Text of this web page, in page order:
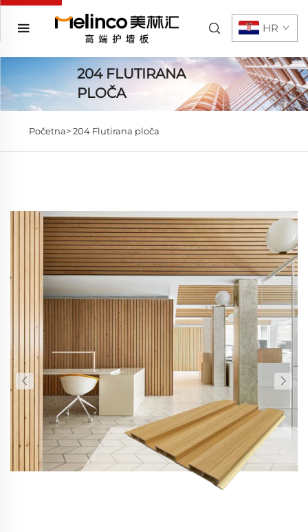
HR
204 FLUTIRANA
PLOČA
Početna>204 Flutirana ploča